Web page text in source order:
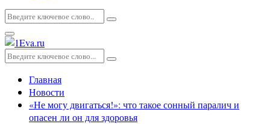
Искать:
Поиск
Основное
меню
Искать:
Поиск
Главная
Новости
«Не могу двигаться!»: что такое сонный паралич и
опасен ли он для здоровья